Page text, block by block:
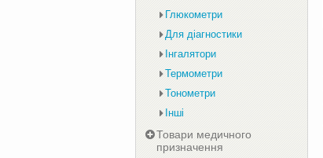
Глюкометри
Для діагностики
Інгалятори
Термометри
Тонометри
Інші
Товари медичного
призначення